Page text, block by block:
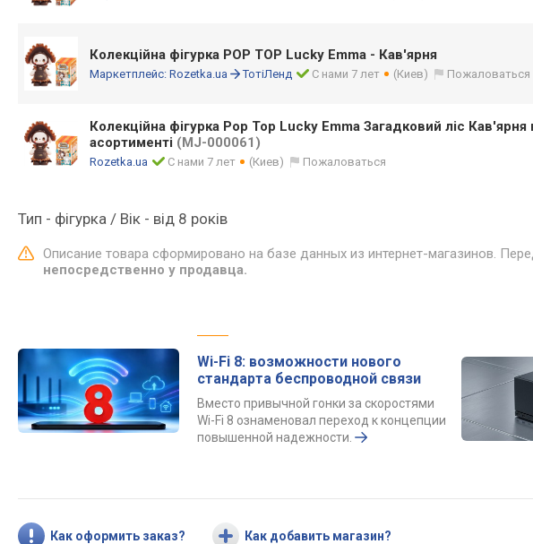
Колекційна фігурка POP TOP Lucky Emma - Кав'ярня
Маркетплейс: Rozetka.ua ТотіЛенд С нами 7 лет (Киев) Пожаловаться
Колекційна фігурка Pop Top Lucky Emma Загадковий ліс Кав'ярня
асортименті (MJ-000061)
Rozetka.ua С нами 7 лет (Киев) Пожаловаться
Тип - фігурка / Вік - від 8 років
Описание товара сформировано на базе данных из интернет-магазинов.
непосредственно у продавца.
Wi-Fi 8: возможности нового
стандарта беспроводной связи
Вместо привычной гонки за скоростями
Wi-Fi 8 ознаменовал переход к концепции
повышенной надежности.
Как оформить заказ? Как добавить магазин?